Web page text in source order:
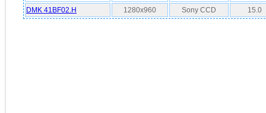
DMK 41BF02.H
1280x960 Sony CCD 15.0